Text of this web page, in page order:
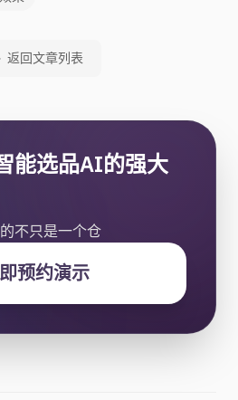
返回文章列表
能选品AI的强大
不只是一个仓
预约演示